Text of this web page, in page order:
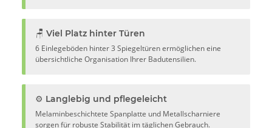
🪑 Viel Platz hinter Türen
6 Einlegeböden hinter 3 Spiegeltüren ermöglichen eine
übersichtliche Organisation Ihrer Badutensilien.
⚙️ Langlebig und pflegeleicht
Melaminbeschichtete Spanplatte und Metallscharniere
sorgen für robuste Stabilität im täglichen Gebrauch.